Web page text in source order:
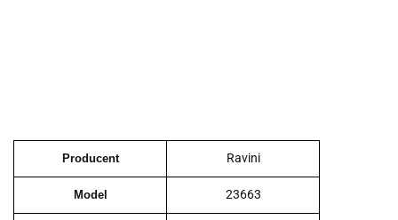
Producent Ravini
Model 23663